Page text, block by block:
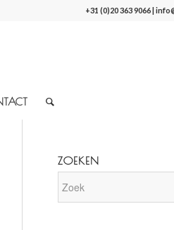
+31 (0)20 363 9066|
ZOEKEN